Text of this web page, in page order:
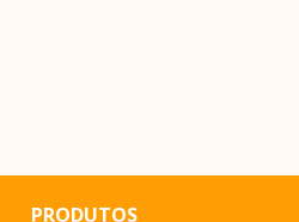
PRODUTOS